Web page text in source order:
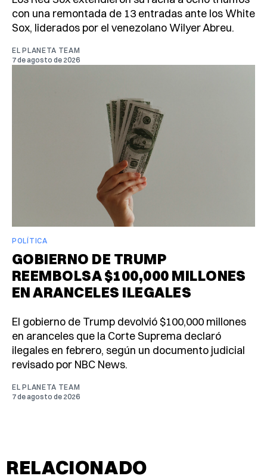
con una remontada de 13 entradas ante los White
Sox, liderados por el venezolano Wilyer Abreu.
EL PLANETA TEAM
7 de agosto de 2026
POLÍTICA
GOBIERNO DE TRUMP
REEMBOLSA $100,000 MILLONES
EN ARANCELES ILEGALES
El gobierno de Trump devolvió $100,000 millones
en aranceles que la Corte Suprema declaró
ilegales en febrero, según un documento judicial
revisado por NBC News.
EL PLANETA TEAM
7 de agosto de 2026
RELACIONADO